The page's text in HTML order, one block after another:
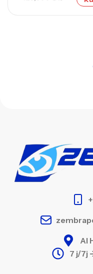
Al
7 j/7j